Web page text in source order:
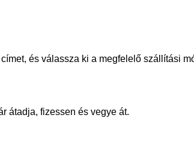
és válassza ki a megfelelő szállítási
átadja, fizessen és vegye át.